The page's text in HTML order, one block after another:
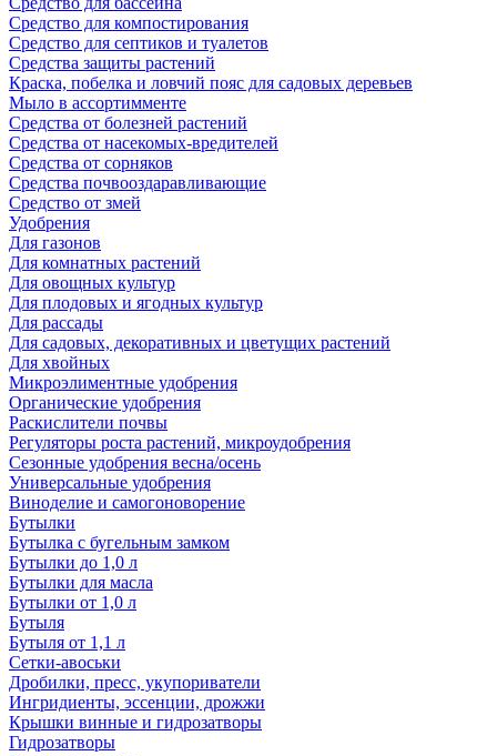
Средство для компостирования
Средство для септиков и туалетов
Средства защиты растений
Краска, побелка и ловчий пояс для садовых деревьев
Мыло в ассортимменте
Средства от болезней растений
Средства от насекомых-вредителей
Средства от сорняков
Средства почвооздаравливающие
Средство от змей
Удобрения
Для газонов
Для комнатных растений
Для овощных культур
Для плодовых и ягодных культур
Для рассады
Для садовых, декоративных и цветущих растений
Для хвойных
Микроэлиментные удобрения
Органические удобрения
Раскислители почвы
Регуляторы роста растений, микроудобрения
Сезонные удобрения весна/осень
Универсальные удобрения
Виноделие и самогоноворение
Бутылки
Бутылка с бугельным замком
Бутылки до 1,0 л
Бутылки для масла
Бутылки от 1,0 л
Бутыля
Бутыля от 1,1 л
Сетки-авоськи
Дробилки, пресс, укупориватели
Ингридиенты, эссенции, дрожжи
Крышки винные и гидрозатворы
Гидрозатворы